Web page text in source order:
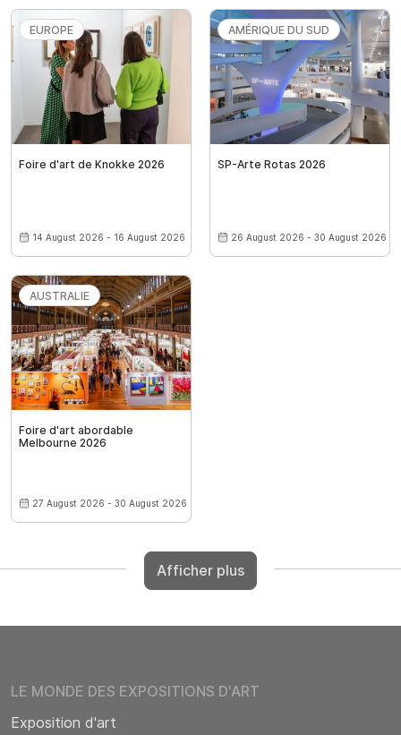
EUROPE
Foire d'art de Knokke 2026
14 August 2026 - 16 August 2026
AMÉRIQUE DU SUD
SP-Arte Rotas 2026
26 August 2026 - 30 August 2026
AUSTRALIE
Foire d'art abordable
Melbourne 2026
27 August 2026 - 30 August 2026
Afficher plus
LE MONDE DES EXPOSITIONS D'ART
Exposition d'art